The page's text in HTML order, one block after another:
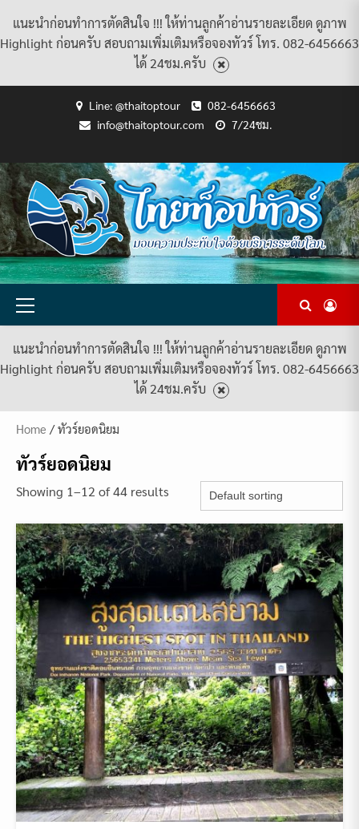
แนะนำก่อนทำการตัดสินใจ !!! ให้ท่านลูกค้าอ่านรายละเอียด ดูภาพ
Highlight ก่อนครับ สอบถามเพิ่มเติมหรือจองทัวร์ โทร. 082-6456663
ได้ 24ชม.ครับ
Line: @thaitoptour
082-6456663
info@thaitoptour.com
7/24ชม.
USACCOUNT
POLICY
AND
CONDITIONS
แพ็คเกจ
ทัวร์
ทั้งหมด
ต้อนรับ
สู่
ไทย
ท็อป
ทัวร์
กับ
เรา
ทัวร์
ทั้งหมด
Primary
แนะนำก่อนทำการตัดสินใจ !!! ให้ท่านลูกค้าอ่านรายละเอียด ดูภาพ
Highlight ก่อนครับ สอบถามเพิ่มเติมหรือจองทัวร์ โทร. 082-6456663
ได้ 24ชม.ครับ
Home / ทัวร์ยอดนิยม
ทัวร์ยอดนิยม
Showing 1–12 of 44 results